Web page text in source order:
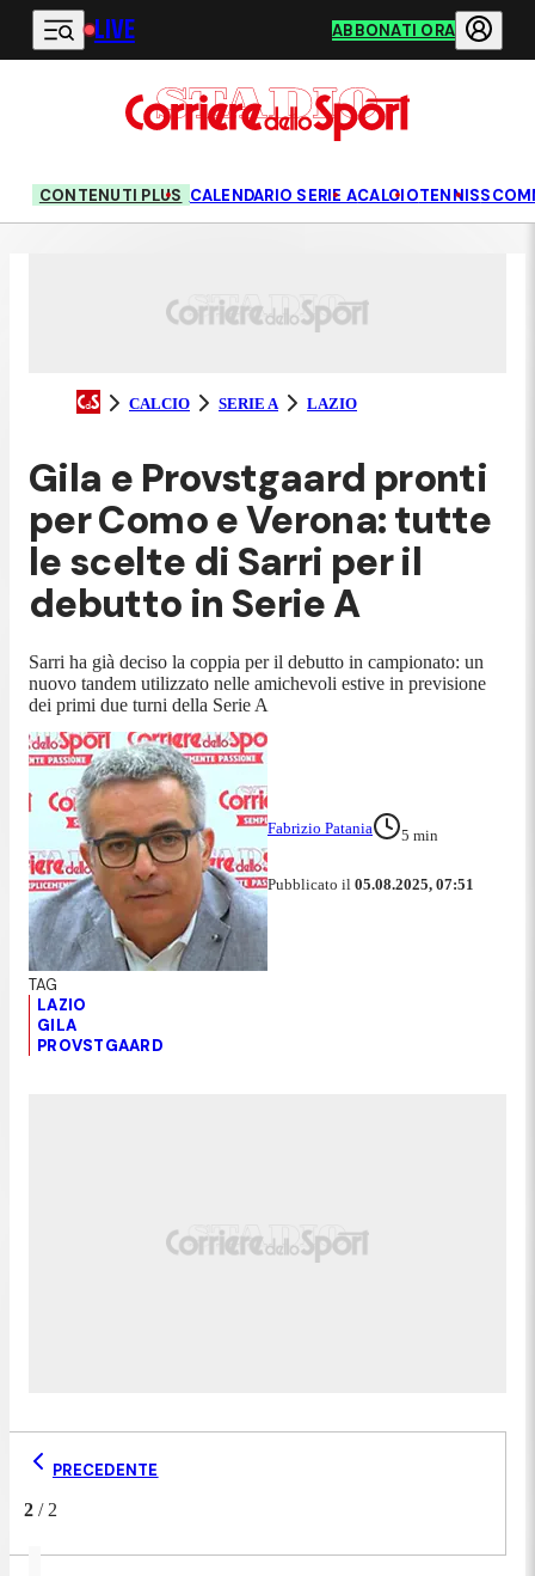
Vai al contenuto principale
LIVE ABBONATI ORA
CONTENUTI PLUS CALENDARIO SERIE ACALCIOTENNIS
CALCIO SERIE A LAZIO
Gila e Provstgaard pronti
per Como e Verona: tutte
le scelte di Sarri per il
debutto in Serie A
Sarri ha già deciso la coppia per il debutto in campionato: un
nuovo tandem utilizzato nelle amichevoli estive in previsione
dei primi due turni della Serie A
Fabrizio Patania 5 min
Pubblicato il 05.08.2025, 07:51
LAZIO
GILA
PROVSTGAARD
PRECEDENTE
2 / 2